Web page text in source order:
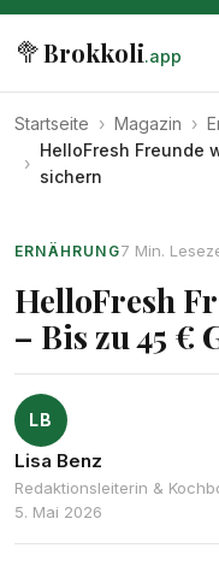
🥦Brokkoli.app
Startseite › Magazin ›
›
HelloFresh Freunde
sichern
ERNÄHRUNG7 Min.
HelloFresh
– Bis zu 45 €
LB
Lisa Benz
Redaktionsleiterin &
5. Mai 2026